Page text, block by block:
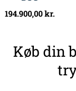
194.900,00kr.
Køb din